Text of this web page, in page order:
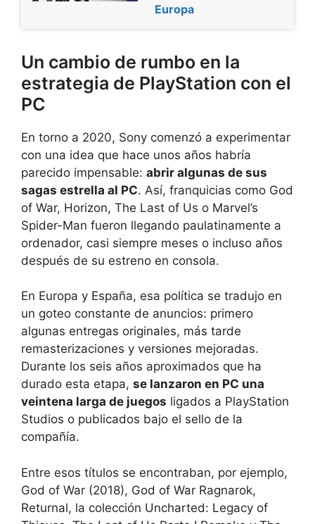
Europa
Un cambio de rumbo en la
estrategia de PlayStation con el
PC
En torno a 2020, Sony comenzó a experimentar
con una idea que hace unos años habría
parecido impensable: abrir algunas de sus
sagas estrella al PC. Así, franquicias como God
of War, Horizon, The Last of Us o Marvel’s
Spider-Man fueron llegando paulatinamente a
ordenador, casi siempre meses o incluso años
después de su estreno en consola.
En Europa y España, esa política se tradujo en
un goteo constante de anuncios: primero
algunas entregas originales, más tarde
remasterizaciones y versiones mejoradas.
Durante los seis años aproximados que ha
durado esta etapa, se lanzaron en PC una
veintena larga de juegos ligados a PlayStation
Studios o publicados bajo el sello de la
compañía.
Entre esos títulos se encontraban, por ejemplo,
God of War (2018), God of War Ragnarok,
Returnal, la colección Uncharted: Legacy of